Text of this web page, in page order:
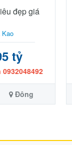
đẹp giá
Kao
tỷ
Đông